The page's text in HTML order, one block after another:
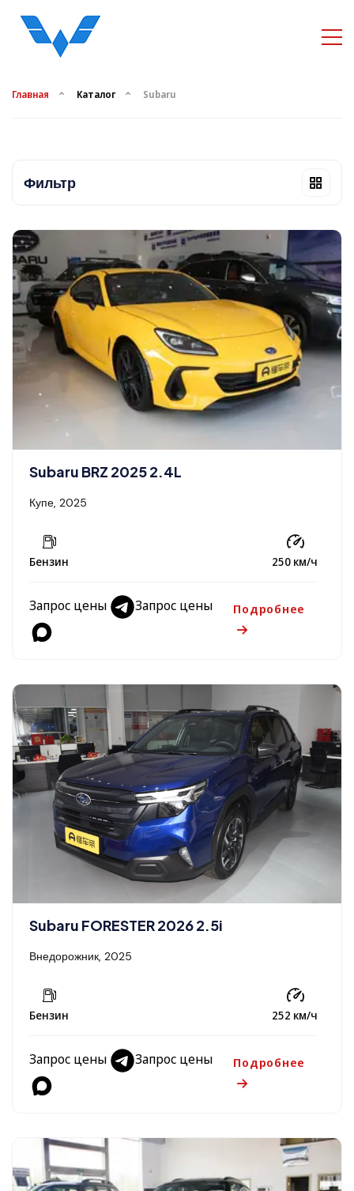
Главная Каталог Subaru
Фильтр
Subaru BRZ 2025 2.4L
Купе, 2025
Бензин 250 км/ч
Запрос цены Запрос цены Подробнее
Subaru FORESTER 2026 2.5i
Внедорожник, 2025
Бензин 252 км/ч
Запрос цены Запрос цены Подробнее